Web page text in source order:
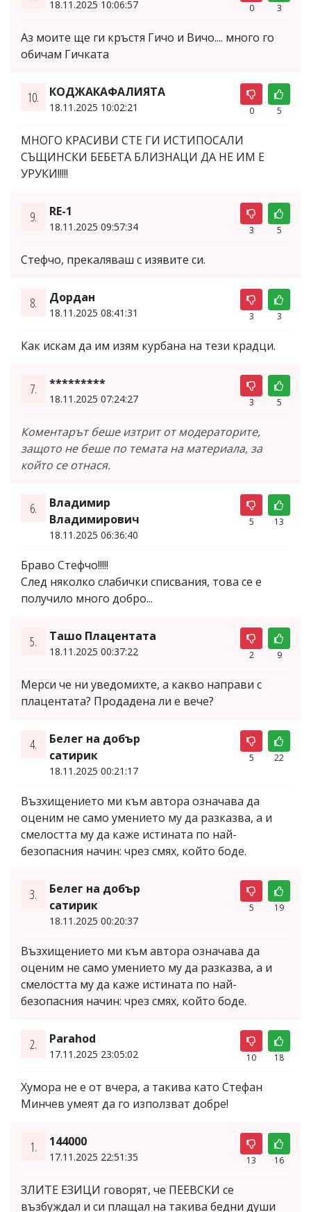
18.11.2025 10:06:57 0 3
Аз моите ще ги кръстя Гичо и Вичо.... много го
обичам Гичката
10. КОДЖАКАФАЛИЯТА
18.11.2025 10:02:21 0 5
МНОГО КРАСИВИ СТЕ ГИ ИСТИПОСАЛИ
СЪЩИНСКИ БЕБЕТА БЛИЗНАЦИ ДА НЕ ИМ Е
УРУКИ!!!!!
9. RE-1
18.11.2025 09:57:34 3 5
Стефчо, прекаляваш с изявите си.
8. Дордан
18.11.2025 08:41:31 3 3
Как искам да им изям курбана на тези крадци.
7. *********
18.11.2025 07:24:27 3 5
Коментарът беше изтрит от модераторите,
защото не беше по темата на материала, за
който се отнася.
6.
Владимир
Владимирович
18.11.2025 06:36:40
5 13
Браво Стефчо!!!!!
След няколко слабички списвания, това се е
получило много добро...
5. Ташо Плацентата
18.11.2025 00:37:22 2 9
Мерси че ни уведомихте, а какво направи с
плацентата? Продадена ли е вече?
4.
Белег на добър
сатирик
18.11.2025 00:21:17
5 22
Възхищението ми към автора означава да
оценим не само умението му да разказва, а и
смелостта му да каже истината по най-
безопасния начин: чрез смях, който боде.
3.
Белег на добър
сатирик
18.11.2025 00:20:37
5 19
Възхищението ми към автора означава да
оценим не само умението му да разказва, а и
смелостта му да каже истината по най-
безопасния начин: чрез смях, който боде.
2. Parahod
17.11.2025 23:05:02 10 18
Хумора не е от вчера, а такива като Стефан
Минчев умеят да го използват добре!
1. 144000
17.11.2025 22:51:35 13 16
ЗЛИТЕ ЕЗИЦИ говорят, че ПЕЕВСКИ се
възбуждал и си плащал на такива бедни души